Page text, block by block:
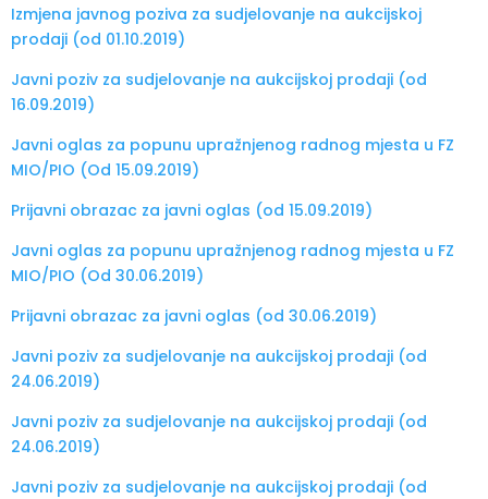
Izmjena javnog poziva za sudjelovanje na aukcijskoj
prodaji (od 01.10.2019)
Javni poziv za sudjelovanje na aukcijskoj prodaji (od
16.09.2019)
Javni oglas za popunu upražnjenog radnog mjesta u FZ
MIO/PIO (Od 15.09.2019)
Prijavni obrazac za javni oglas (od 15.09.2019)
Javni oglas za popunu upražnjenog radnog mjesta u FZ
MIO/PIO (Od 30.06.2019)
Prijavni obrazac za javni oglas (od 30.06.2019)
Javni poziv za sudjelovanje na aukcijskoj prodaji (od
24.06.2019)
Javni poziv za sudjelovanje na aukcijskoj prodaji (od
24.06.2019)
Javni poziv za sudjelovanje na aukcijskoj prodaji (od